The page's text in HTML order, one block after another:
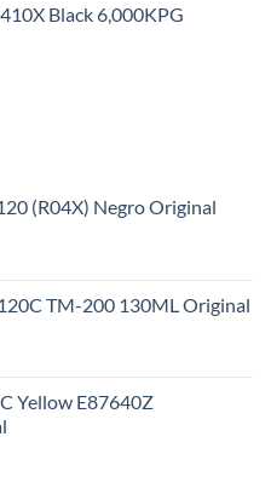
Black 6,000KPG
(R04X) Negro Original
TM-200 130ML Original
Yellow E87640Z